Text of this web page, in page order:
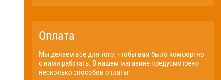
Оплата
Мы делаем все для того, чтобы вам было комфортно
с нами работать. В нашем магазине предусмотрено
несколько способов оплаты: